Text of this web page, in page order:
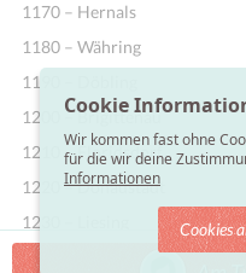
1170 – Hernals
1180 – Währing
1190 – Döbling
1200 – Brigittenau
1210 – Floridsdorf
1220 – Donaustadt
1230 – Liesing
Cookie
Wir kommen fast ohne
für die wir deine
Informationen
Cookies